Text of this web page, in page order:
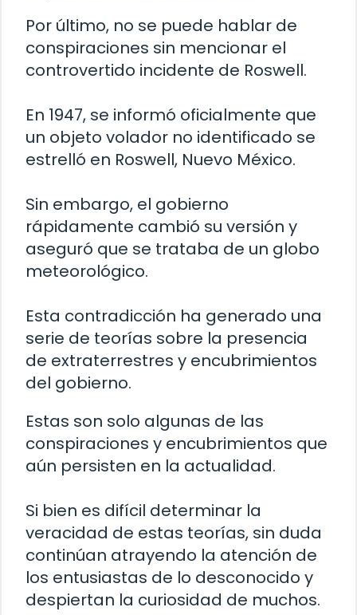
Por último, no se puede hablar de
conspiraciones sin mencionar el
controvertido incidente de Roswell.
En 1947, se informó oficialmente que
un objeto volador no identificado se
estrelló en Roswell, Nuevo México.
Sin embargo, el gobierno
rápidamente cambió su versión y
aseguró que se trataba de un globo
meteorológico.
Esta contradicción ha generado una
serie de teorías sobre la presencia
de extraterrestres y encubrimientos
del gobierno.
Estas son solo algunas de las
conspiraciones y encubrimientos que
aún persisten en la actualidad.
Si bien es difícil determinar la
veracidad de estas teorías, sin duda
continúan atrayendo la atención de
los entusiastas de lo desconocido y
despiertan la curiosidad de muchos.